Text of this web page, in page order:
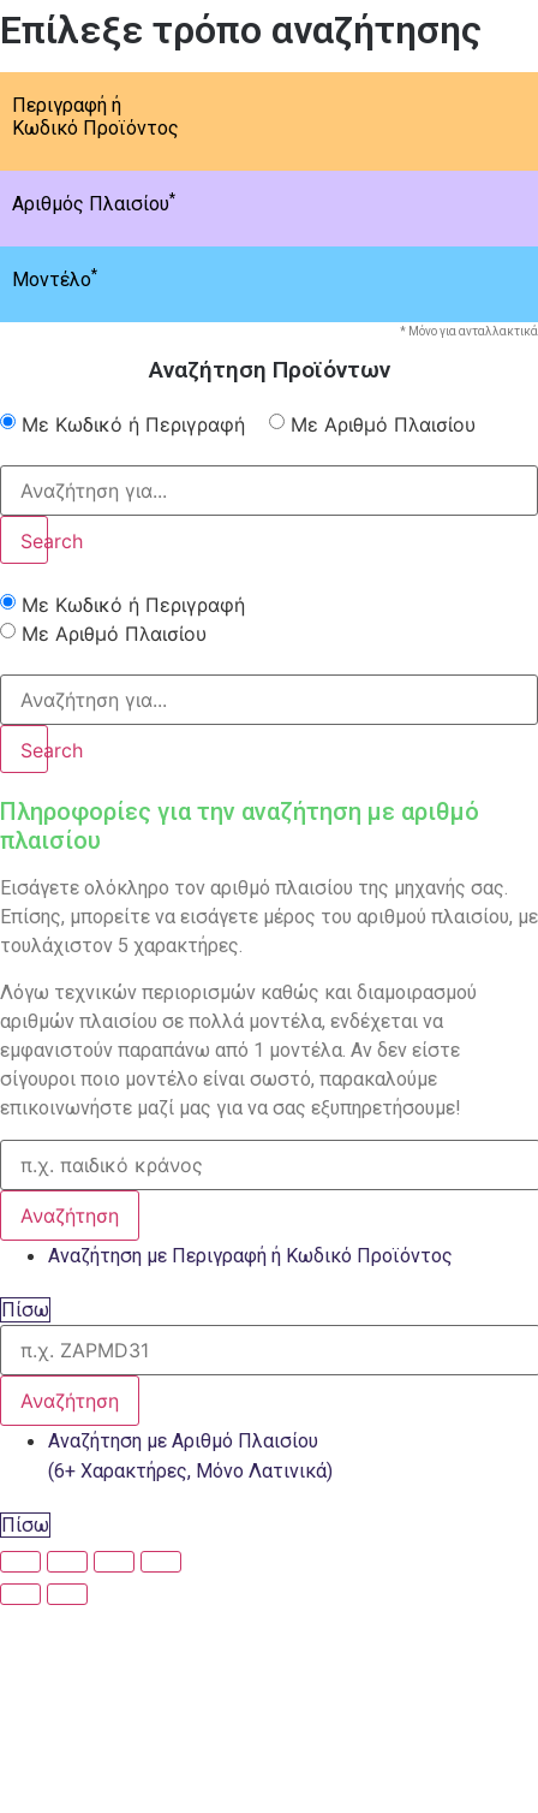
Επίλεξε τρόπο αναζήτησης
Περιγραφή ή
Κωδικό Προϊόντος
Αριθμός Πλαισίου*
Μοντέλο*
* Μόνο για ανταλλακτικά
Αναζήτηση Προϊόντων
Με Κωδικό ή Περιγραφή Με Αριθμό Πλαισίου
Search
Με Κωδικό ή Περιγραφή
Με Αριθμό Πλαισίου
Search
Πληροφορίες για την αναζήτηση με αριθμό
πλαισίου
Εισάγετε ολόκληρο τον αριθμό πλαισίου της μηχανής σας.
Επίσης, μπορείτε να εισάγετε μέρος του αριθμού πλαισίου, με
τουλάχιστον 5 χαρακτήρες.
Λόγω τεχνικών περιορισμών καθώς και διαμοιρασμού
αριθμών πλαισίου σε πολλά μοντέλα, ενδέχεται να
εμφανιστούν παραπάνω από 1 μοντέλα. Αν δεν είστε
σίγουροι ποιο μοντέλο είναι σωστό, παρακαλούμε
επικοινωνήστε μαζί μας για να σας εξυπηρετήσουμε!
Αναζήτηση
Αναζήτηση με Περιγραφή ή Κωδικό Προϊόντος
Πίσω
Αναζήτηση
Αναζήτηση με Αριθμό Πλαισίου
(6+ Χαρακτήρες, Μόνο Λατινικά)
Πίσω